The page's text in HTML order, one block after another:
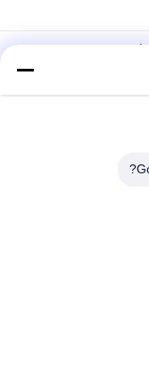
أزرق السماء مضاد